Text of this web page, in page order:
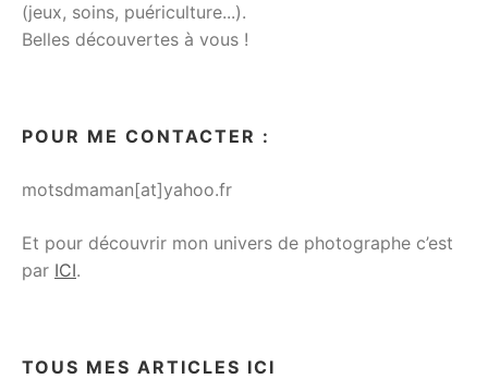
(jeux, soins, puériculture...).
Belles découvertes à vous !
POUR ME CONTACTER :
motsdmaman[at]yahoo.fr
Et pour découvrir mon univers de photographe c’est
par ICI.
TOUS MES ARTICLES ICI